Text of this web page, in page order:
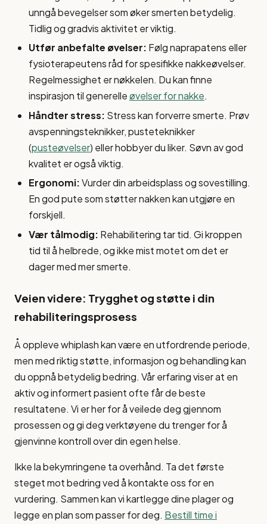
unngå bevegelser som øker smerten betydelig.
Tidlig og gradvis aktivitet er viktig.
Utfør anbefalte øvelser: Følg naprapatens eller
fysioterapeutens råd for spesifikke nakkeøvelser.
Regelmessighet er nøkkelen. Du kan finne
inspirasjon til generelleøvelser for nakke.
Håndter stress: Stress kan forverre smerte. Prøv
avspenningsteknikker, pusteteknikker
(pusteøvelser) eller hobbyer du liker. Søvn av god
kvalitet er også viktig.
Ergonomi:Vurder din arbeidsplass og sovestilling.
En god pute som støtter nakken kan utgjøre en
forskjell.
Vær tålmodig: Rehabilitering tar tid. Gi kroppen
tid til å helbrede, og ikke mist motet om det er
dager med mer smerte.
Veien videre: Trygghet og støtte i din
rehabiliteringsprosess
Å oppleve whiplash kan være en utfordrende periode,
men med riktig støtte, informasjon og behandling kan
du oppnå betydelig bedring. Vår erfaring viser at en
aktiv og informert pasient ofte får de beste
resultatene. Vi er her for å veilede deg gjennom
prosessen og gi deg verktøyene du trenger for å
gjenvinne kontroll over din egen helse.
Ikke la bekymringene ta overhånd. Ta det første
steget mot bedring ved å kontakte oss for en
vurdering. Sammen kan vi kartlegge dine plager og
legge en plan som passer for deg. Bestill time i